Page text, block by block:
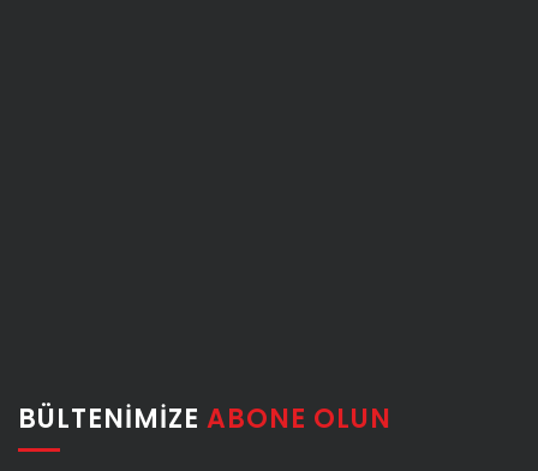
BÜLTENIMIZE ABONE OLUN